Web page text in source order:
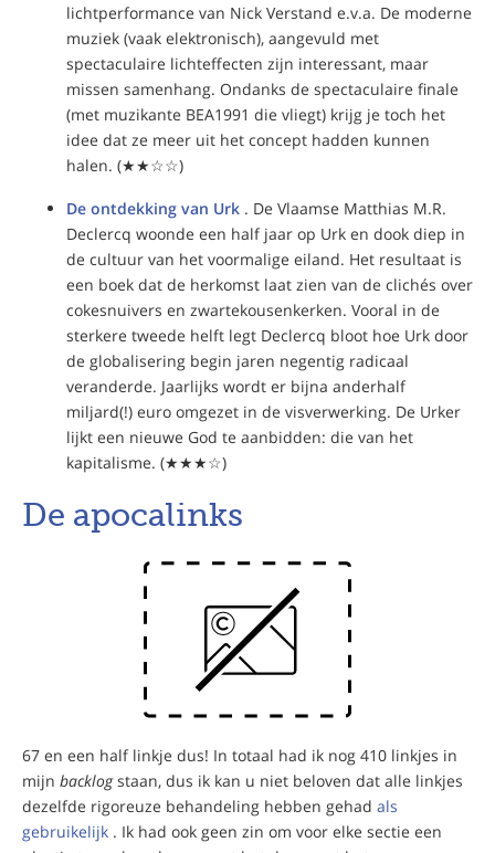
lichtperformance van Nick Verstand e.v.a. De moderne
muziek (vaak elektronisch), aangevuld met
spectaculaire lichteffecten zijn interessant, maar
missen samenhang. Ondanks de spectaculaire finale
(met muzikante BEA1991 die vliegt) krijg je toch het
idee dat ze meer uit het concept hadden kunnen
halen. (★★☆☆)
De ontdekking van Urk . De Vlaamse Matthias M.R.
Declercq woonde een half jaar op Urk en dook diep in
de cultuur van het voormalige eiland. Het resultaat is
een boek dat de herkomst laat zien van de clichés over
cokesnuivers en zwartekousenkerken. Vooral in de
sterkere tweede helft legt Declercq bloot hoe Urk door
de globalisering begin jaren negentig radicaal
veranderde. Jaarlijks wordt er bijna anderhalf
miljard(!) euro omgezet in de visverwerking. De Urker
lijkt een nieuwe God te aanbidden: die van het
kapitalisme. (★★★☆)
De apocalinks
67 en een half linkje dus! In totaal had ik nog 410 linkjes in
mijn backlogstaan, dus ik kan u niet beloven dat alle linkjes
dezelfde rigoreuze behandeling hebben gehad als
gebruikelijk . Ik had ook geen zin om voor elke sectie een